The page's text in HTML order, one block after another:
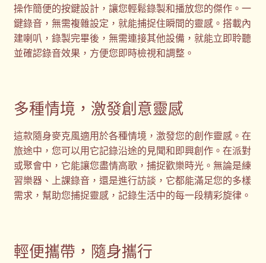
操作簡便的按鍵設計，讓您輕鬆錄製和播放您的傑作。一
鍵錄音，無需複雜設定，就能捕捉住瞬間的靈感。搭載內
建喇叭，錄製完畢後，無需連接其他設備，就能立即聆聽
並確認錄音效果，方便您即時檢視和調整。
多種情境，激發創意靈感
這款隨身麥克風適用於各種情境，激發您的創作靈感。在
旅途中，您可以用它記錄沿途的見聞和即興創作。在派對
或聚會中，它能讓您盡情高歌，捕捉歡樂時光。無論是練
習樂器、上課錄音，還是進行訪談，它都能滿足您的多樣
需求，幫助您捕捉靈感，記錄生活中的每一段精彩旋律。
輕便攜帶，隨身攜行